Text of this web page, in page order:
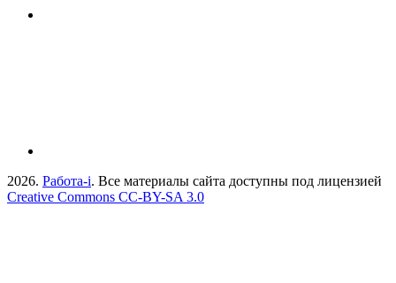
2026. Работа-i. Все материалы сайта доступны под лицензией
Creative Commons СС-BY-SA 3.0